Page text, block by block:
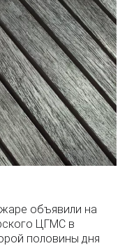
объявили на
ЦГМС в
половины дня